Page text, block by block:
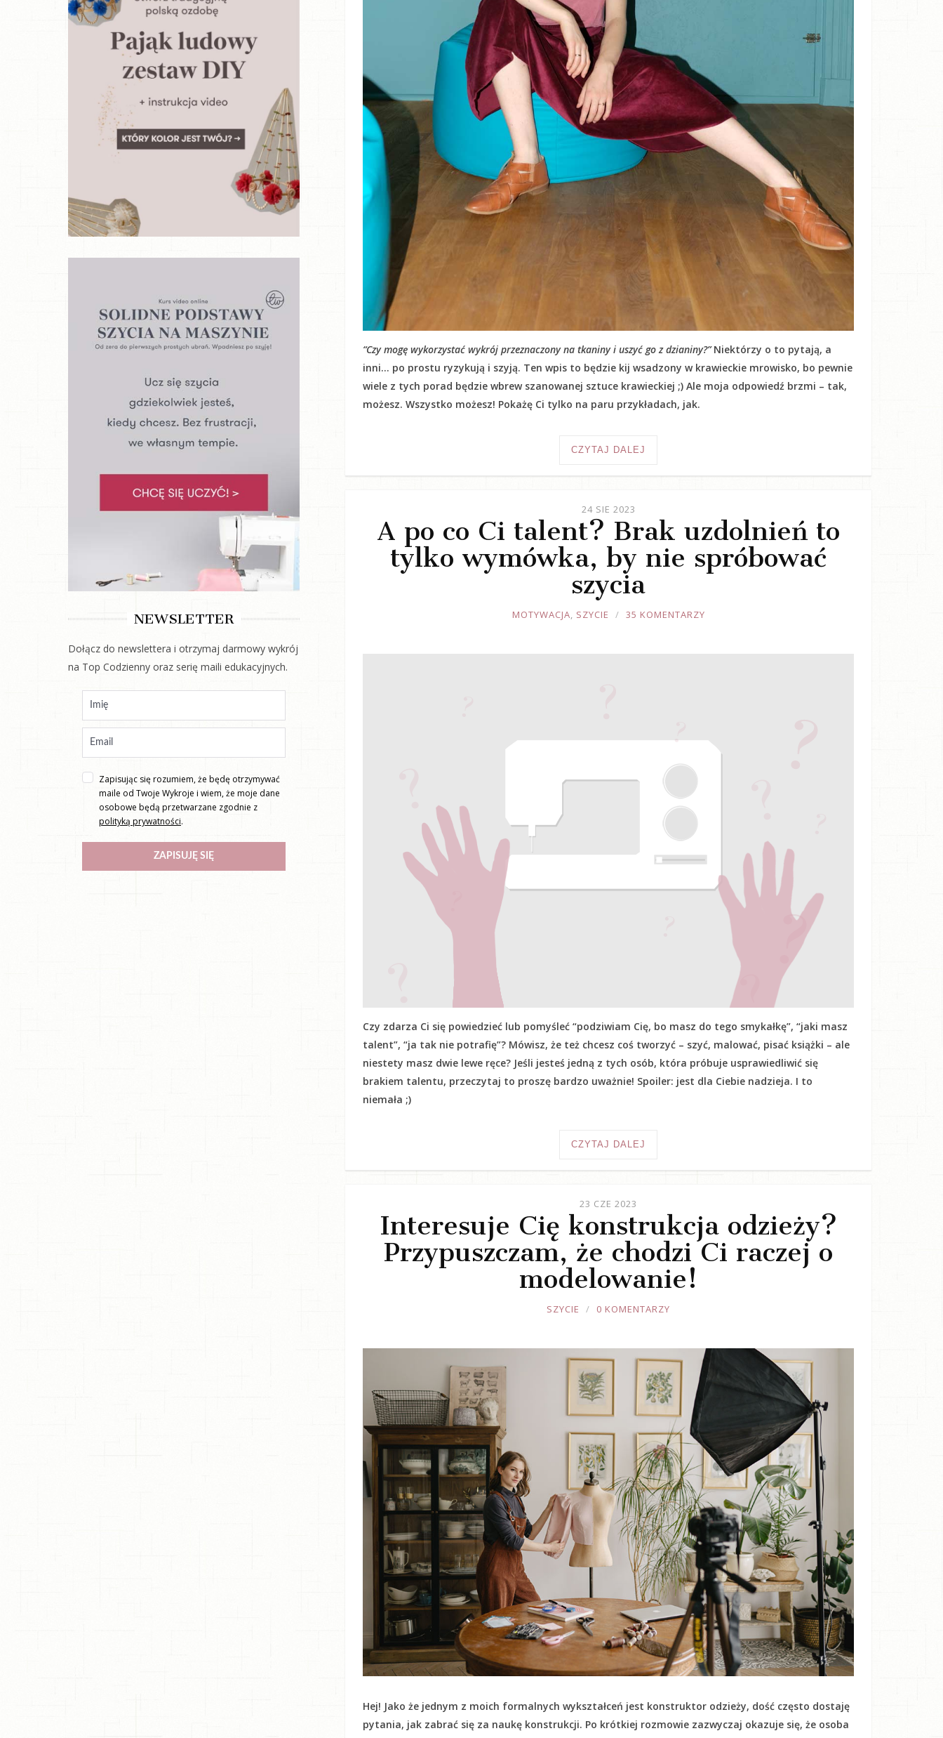
“Czy mogę wykorzystać wykrój przeznaczony na tkaniny i uszyć go z dzianiny?”Niektórzy o to pytają, a
inni… po prostu ryzykują i szyją. Ten wpis to będzie kij wsadzony w krawieckie mrowisko, bo pewnie
wiele z tych porad będzie wbrew szanowanej sztuce krawieckiej ;) Ale moja odpowiedź brzmi – tak,
możesz. Wszystko możesz! Pokażę Ci tylko na paru przykładach, jak.
CZYTAJ DALEJ
24 SIE 2023
A po co Ci talent? Brak uzdolnień to
tylko wymówka, by nie spróbować
szycia
JOULE
MOTYWACJA, SZYCIE 35 KOMENTARZY
Czy zdarza Ci się powiedzieć lub pomyśleć “podziwiam Cię, bo masz do tego smykałkę”, “jaki masz
talent”, “ja tak nie potrafię”? Mówisz, że też chcesz coś tworzyć – szyć, malować, pisać książki – ale
niestety masz dwie lewe ręce? Jeśli jesteś jedną z tych osób, która próbuje usprawiedliwić się
brakiem talentu, przeczytaj to proszę bardzo uważnie! Spoiler: jest dla Ciebie nadzieja. I to
niemała ;)
CZYTAJ DALEJ
23 CZE 2023
Interesuje Cię konstrukcja odzieży?
Przypuszczam, że chodzi Ci raczej o
modelowanie!
JOULE
SZYCIE 0 KOMENTARZY
Hej! Jako że jednym z moich formalnych wykształceń jest konstruktor odzieży, dość często dostaję
pytania, jak zabrać się za naukę konstrukcji. Po krótkiej rozmowie zazwyczaj okazuje się, że osoba
NEWSLETTER
Dołącz do newslettera i otrzymaj darmowy wykrój
na Top Codzienny oraz serię maili edukacyjnych.
Zapisując się rozumiem, że będę otrzymywać
maile od Twoje Wykroje i wiem, że moje dane
osobowe będą przetwarzane zgodnie z
polityką prywatności.
ZAPISUJĘ SIĘ